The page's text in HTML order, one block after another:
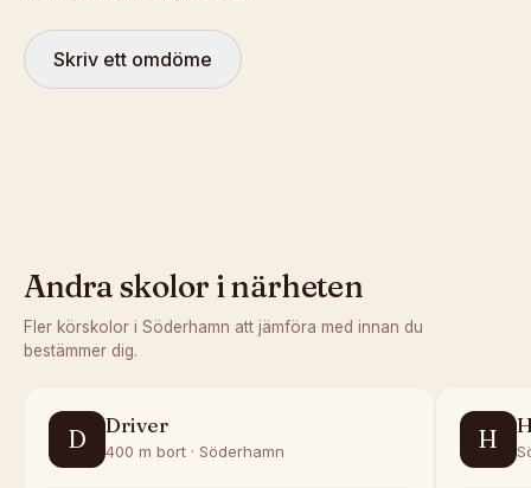
Skriv ett omdöme
Andra skolor i närheten
Fler körskolor i Söderhamn att jämföra med innan du
bestämmer dig.
D Driver
400 m bort · Söderhamn H